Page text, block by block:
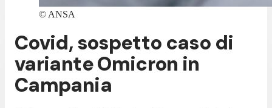
© ANSA
Covid, sospetto caso di
variante Omicron in
Campania